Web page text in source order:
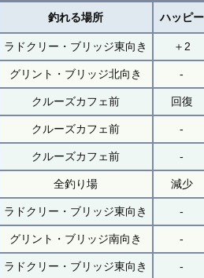
釣れる場所 ハッピー
ラドクリー・ブリッジ東向き ＋2
グリント・ブリッジ北向き -
クルーズカフェ前 回復
クルーズカフェ前 -
クルーズカフェ前 -
全釣り場 減少
ラドクリー・ブリッジ東向き -
グリント・ブリッジ南向き -
ラドクリー・ブリッジ東向き -